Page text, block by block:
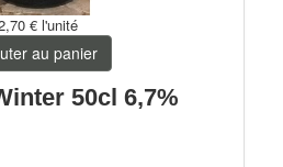
€ l'unité
au panier
50cl 6,7%